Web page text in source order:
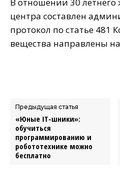
В отношении 30 летнего
центра составлен
протокол по статье 481
вещества направлены на
Предыдущая статья
«Юные IT-шники»:
обучиться
программированию и
робототехнике можно
бесплатно